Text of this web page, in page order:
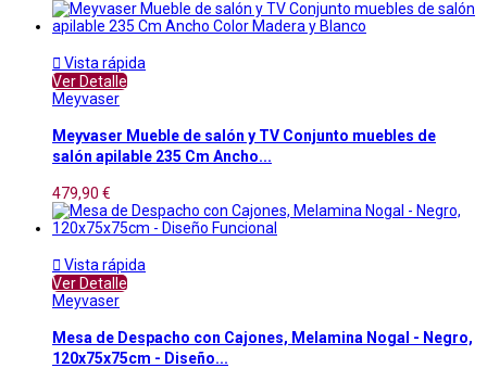
 Vista rápida
Ver Detalle
Meyvaser
Meyvaser Mueble de salón y TV Conjunto muebles de
salón apilable 235 Cm Ancho...
479,90 €
 Vista rápida
Ver Detalle
Meyvaser
Mesa de Despacho con Cajones, Melamina Nogal - Negro,
120x75x75cm - Diseño...